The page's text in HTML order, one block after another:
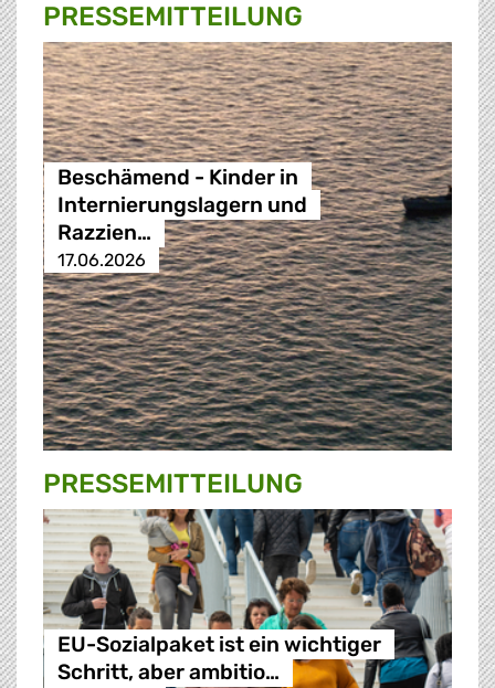
PRESSE­MITTEILUNG
Beschämend - Kinder in
Internierungslagern und
Razzien…
17.06.2026
PRESSE­MITTEILUNG
EU-Sozialpaket ist ein wichtiger
Schritt, aber ambitio…